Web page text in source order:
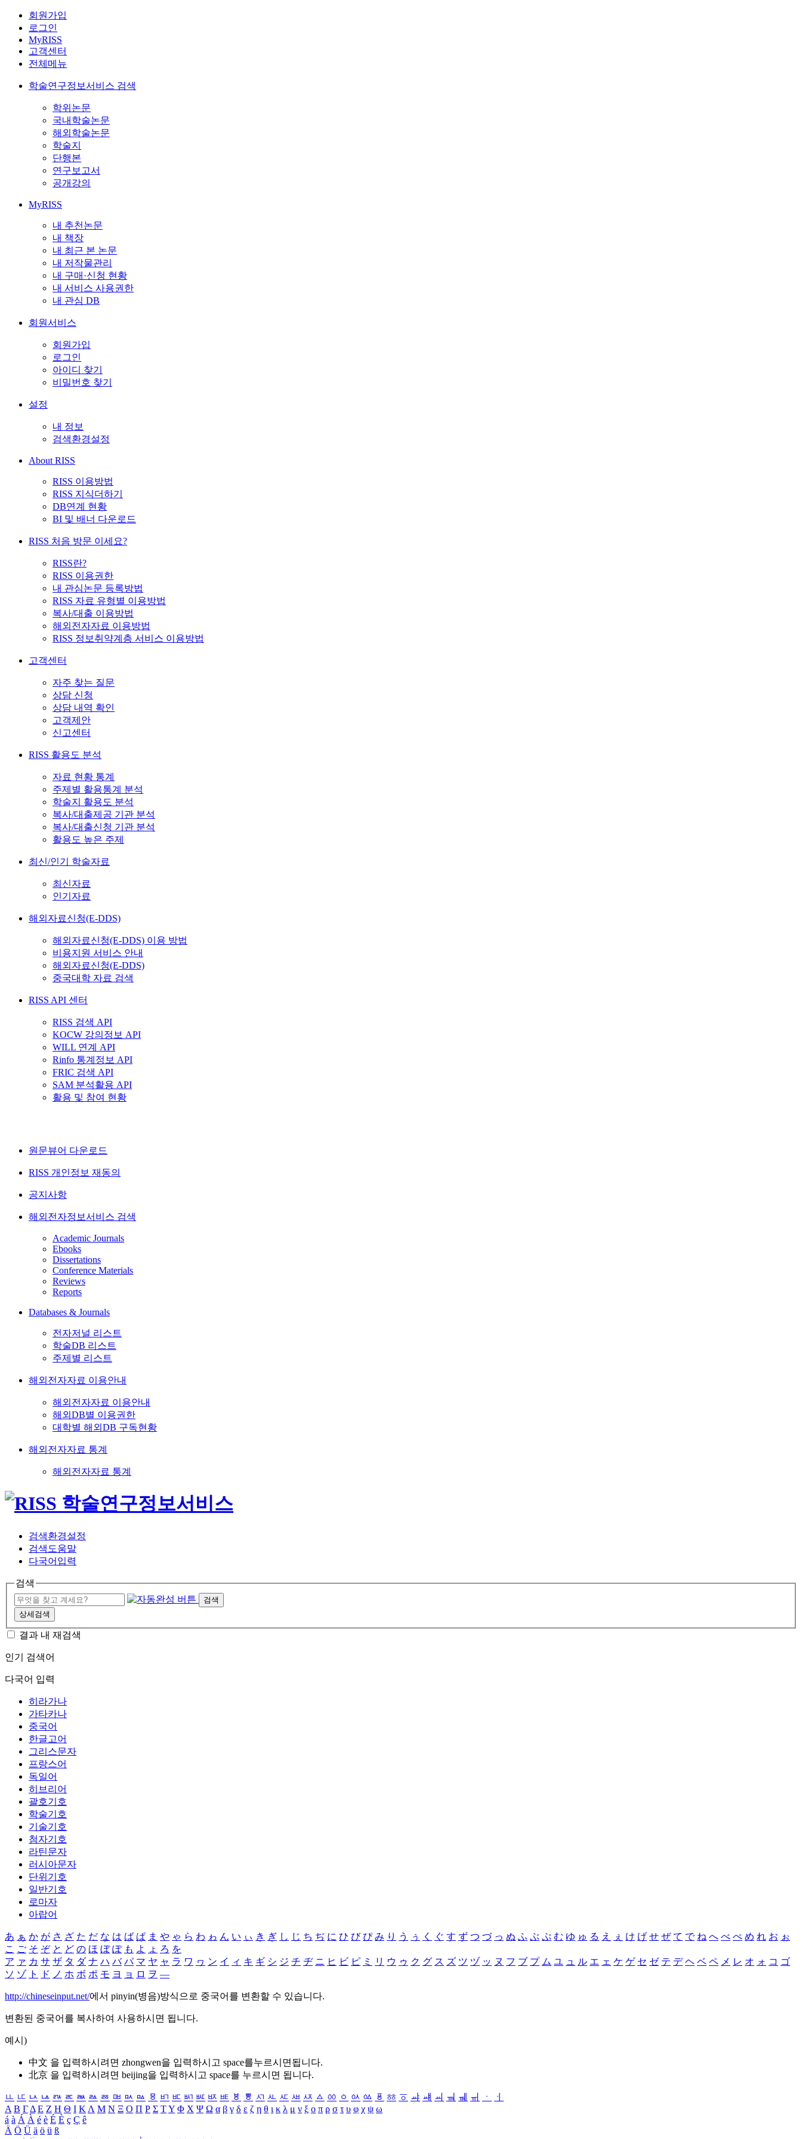
회원가입
로그인
MyRISS
고객센터
전체메뉴
학술연구정보서비스 검색
학위논문
국내학술논문
해외학술논문
학술지
단행본
연구보고서
공개강의
MyRISS
내 추천논문
내 책장
내 최근 본 논문
내 저작물관리
내 구매·신청 현황
내 서비스 사용권한
내 관심 DB
회원서비스
회원가입
로그인
아이디 찾기
비밀번호 찾기
설정
내 정보
검색환경설정
About RISS
RISS 이용방법
RISS 지식더하기
DB연계 현황
BI 및 배너 다운로드
RISS 처음 방문 이세요?
RISS란?
RISS 이용권한
내 관심논문 등록방법
RISS 자료 유형별 이용방법
복사/대출 이용방법
해외전자자료 이용방법
RISS 정보취약계층 서비스 이용방법
고객센터
자주 찾는 질문
상담 신청
상담 내역 확인
고객제안
신고센터
RISS 활용도 분석
자료 현황 통계
주제별 활용통계 분석
학술지 활용도 분석
복사/대출제공 기관 분석
복사/대출신청 기관 분석
활용도 높은 주제
최신/인기 학술자료
최신자료
인기자료
해외자료신청(E-DDS)
해외자료신청(E-DDS) 이용 방법
비용지원 서비스 안내
해외자료신청(E-DDS)
중국대학 자료 검색
RISS API 센터
RISS 검색 API
KOCW 강의정보 API
WILL 연계 API
Rinfo 통계정보 API
FRIC 검색 API
SAM 분석활용 API
활용 및 참여 현황
원문뷰어 다운로드
RISS 개인정보 재동의
공지사항
해외전자정보서비스 검색
Academic Journals
Ebooks
Dissertations
Conference Materials
Reviews
Reports
Databases & Journals
전자저널 리스트
학술DB 리스트
주제별 리스트
해외전자자료 이용안내
해외전자자료 이용안내
해외DB별 이용권한
대학별 해외DB 구독현황
해외전자자료 통계
해외전자자료 통계
검색환경설정
검색도움말
다국어입력
검색
검색
상세검색
결과 내 재검색
인기 검색어
다국어 입력
히라가나
가타카나
중국어
한글고어
그리스문자
프랑스어
독일어
히브리어
괄호기호
학술기호
기술기호
첨자기호
라틴문자
러시아문자
단위기호
일반기호
로마자
아랍어
あ ぁ か が さ ざ た だ な は ば ぱ ま や ゃ ら わ ゎ ん い ぃ き ぎ し じ ち ぢ に ひ び ぴ み り う ぅ く ぐ す ず つ づ っ ぬ ふ ぶ ぷ む ゆ ゅ る え ぇ け げ せ ぜ て で ね へ べ ぺ め れ お ぉ
こ ご そ ぞ と ど の ほ ぼ ぽ も よ ょ ろ を
ア ァ カ サ ザ タ ダ ナ ハ バ パ マ ヤ ャ ラ ワ ヮ ン イ ィ キ ギ シ ジ チ ヂ ニ ヒ ビ ピ ミ リ ウ ゥ ク グ ス ズ ツ ヅ ッ ヌ フ ブ プ ム ユ ュ ル エ ェ ケ ゲ セ ゼ テ デ ヘ ベ ペ メ レ オ ォ コ ゴ
ソ ゾ ト ド ノ ホ ボ ポ モ ヨ ョ ロ ヲ ―
http://chineseinput.net/에서 pinyin(병음)방식으로 중국어를 변환할 수 있습니다.
변환된 중국어를 복사하여 사용하시면 됩니다.
예시)
中文 을 입력하시려면 zhongwen을 입력하시고 space를누르시면됩니다.
北京 을 입력하시려면 beijing을 입력하시고 space를 누르시면 됩니다.
ㅥ ㅦ ㅧ ㅨ ㅩ ㅪ ㅫ ㅬ ㅭ ㅮ ㅯ ㅰ ㅱ ㅲ ㅳ ㅴ ㅵ ㅶ ㅷ ㅸ ㅹ ㅺ ㅻ ㅼ ㅽ ㅾ ㅿ ㆀ ㆁ ㆂ ㆃ ㆄ ㆅ ㆆ ㆇ ㆈ ㆉ ㆊ ㆋ ㆌ ㆍ
ㆎ
Α Β ΓΔ Ε Ζ Η Θ Ι ΚΛ Μ Ν Ξ Ο Π Ρ Σ ΤΥ Φ Χ Ψ Ω α β γ δ ε ζ η θ ι κ λ μ ν ξ ο π ρ σ τ υ φ χ ψ ω
á à Á À é è É È ç Ç ê
Ä Ö Ü ä ö ü ß